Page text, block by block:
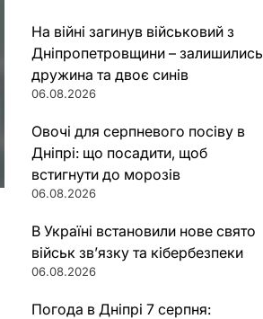
На війні загинув військовий з
Дніпропетровщини – залишились
дружина та двоє синів
06.08.2026
Овочі для серпневого посіву в
Дніпрі: що посадити, щоб
встигнути до морозів
06.08.2026
В Україні встановили нове свято
військ зв’язку та кібербезпеки
06.08.2026
Погода в Дніпрі 7 серпня: